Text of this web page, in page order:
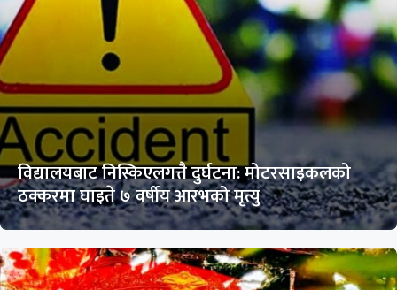
विद्यालयबाट निस्किएलगत्तै दुर्घटना: मोटरसाइकलको
ठक्करमा घाइते ७ वर्षीय आरभको मृत्यु